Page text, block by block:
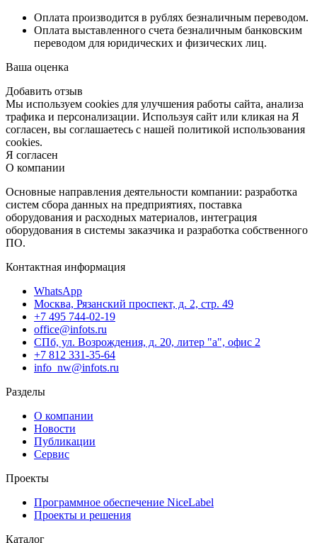
Оплата производится в рублях безналичным переводом.
Оплата выставленного счета безналичным банковским
переводом для юридических и физических лиц.
Ваша оценка
Добавить отзыв
Мы используем cookies для улучшения работы сайта, анализа
трафика и персонализации. Используя сайт или кликая на Я
согласен, вы соглашаетесь с нашей политикой использования
cookies.
Я согласен
О компании
Основные направления деятельности компании: разработка
систем сбора данных на предприятиях, поставка
оборудования и расходных материалов, интеграция
оборудования в системы заказчика и разработка собственного
ПО.
Контактная информация
WhatsApp
Москва, Рязанский проспект, д. 2, стр. 49
+7 495 744-02-19
office@infots.ru
СПб, ул. Возрождения, д. 20, литер "a", офис 2
+7 812 331-35-64
info_nw@infots.ru
Разделы
О компании
Новости
Публикации
Сервис
Проекты
Программное обеспечение NiceLabel
Проекты и решения
Каталог